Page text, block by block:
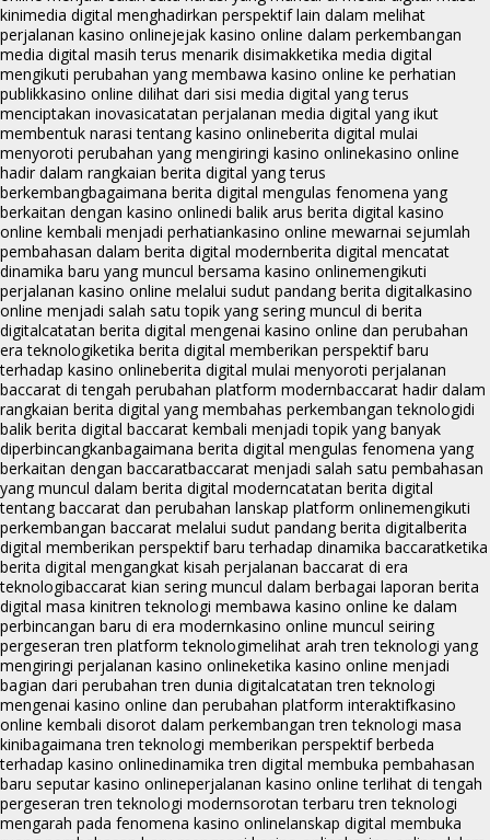
kinimedia digital menghadirkan perspektif lain dalam melihat
perjalanan kasino onlinejejak kasino online dalam perkembangan
media digital masih terus menarik disimakketika media digital
mengikuti perubahan yang membawa kasino online ke perhatian
publikkasino online dilihat dari sisi media digital yang terus
menciptakan inovasicatatan perjalanan media digital yang ikut
membentuk narasi tentang kasino onlineberita digital mulai
menyoroti perubahan yang mengiringi kasino onlinekasino online
hadir dalam rangkaian berita digital yang terus
berkembangbagaimana berita digital mengulas fenomena yang
berkaitan dengan kasino onlinedi balik arus berita digital kasino
online kembali menjadi perhatiankasino online mewarnai sejumlah
pembahasan dalam berita digital modernberita digital mencatat
dinamika baru yang muncul bersama kasino onlinemengikuti
perjalanan kasino online melalui sudut pandang berita digitalkasino
online menjadi salah satu topik yang sering muncul di berita
digitalcatatan berita digital mengenai kasino online dan perubahan
era teknologiketika berita digital memberikan perspektif baru
terhadap kasino onlineberita digital mulai menyoroti perjalanan
baccarat di tengah perubahan platform modernbaccarat hadir dalam
rangkaian berita digital yang membahas perkembangan teknologidi
balik berita digital baccarat kembali menjadi topik yang banyak
diperbincangkanbagaimana berita digital mengulas fenomena yang
berkaitan dengan baccaratbaccarat menjadi salah satu pembahasan
yang muncul dalam berita digital moderncatatan berita digital
tentang baccarat dan perubahan lanskap platform onlinemengikuti
perkembangan baccarat melalui sudut pandang berita digitalberita
digital memberikan perspektif baru terhadap dinamika baccaratketika
berita digital mengangkat kisah perjalanan baccarat di era
teknologibaccarat kian sering muncul dalam berbagai laporan berita
digital masa kinitren teknologi membawa kasino online ke dalam
perbincangan baru di era modernkasino online muncul seiring
pergeseran tren platform teknologimelihat arah tren teknologi yang
mengiringi perjalanan kasino onlineketika kasino online menjadi
bagian dari perubahan tren dunia digitalcatatan tren teknologi
mengenai kasino online dan perubahan platform interaktifkasino
online kembali disorot dalam perkembangan tren teknologi masa
kinibagaimana tren teknologi memberikan perspektif berbeda
terhadap kasino onlinedinamika tren digital membuka pembahasan
baru seputar kasino onlineperjalanan kasino online terlihat di tengah
pergeseran tren teknologi modernsorotan terbaru tren teknologi
mengarah pada fenomena kasino onlinelanskap digital membuka